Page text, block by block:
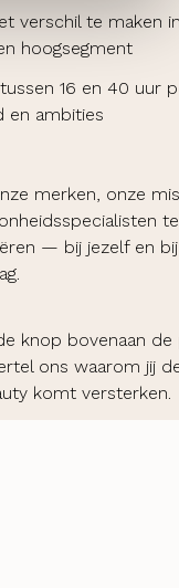
verschil te maken
hoogsegment
16 en 40 uur
en ambities
merken, onze
— bij jezelf en bij
knop bovenaan de
ons waarom jij
komt versterken.